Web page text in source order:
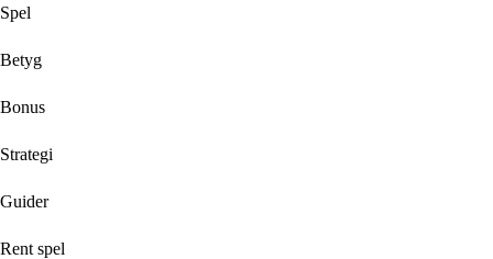
Spel
Betyg
Bonus
Strategi
Guider
Rent spel